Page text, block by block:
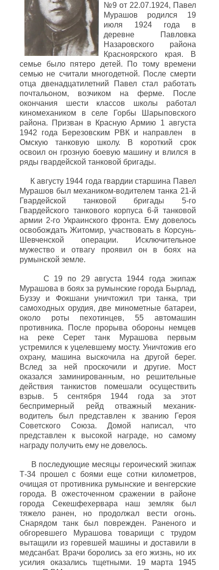
№9 от 22.07.1924, Павел
Мурашов родился 19
июля 1924 года в
деревне Павловка
Назаровского района
Красноярского края. В
семье было пятеро детей. По тому времени
семью не считали многодетной. После смерти
отца двенадцатилетний Павел стал работать
почтальоном, возчиком на ферме. После
окончания шести классов школы работал
киномехаником в селе Горбы Шарыповского
района. Призван в Красную Армию 1 августа
1942 года Березовским РВК и направлен в
Омскую танковую школу. В короткий срок
освоил он грозную боевую машину и влился в
ряды гвардейской танковой бригады.
К августу 1944 года гвардии старшина Павел
Мурашов был механиком-водителем танка 21-й
Гвардейской танковой бригады 5-го
Гвардейского танкового корпуса 6-й танковой
армии 2-го Украинского фронта. Ему довелось
освобождать Житомир, участвовать в Корсунь-
Шевченской операции. Исключительное
мужество и отвагу проявил он в боях на
румынской земле.
С 19 по 29 августа 1944 года экипаж
Мурашова в боях за румынские города Бырлад,
Бузэу и Фокшани уничтожил три танка, три
самоходных орудия, две минометные батареи,
около роты пехотинцев, 55 автомашин
противника. После прорыва обороны немцев
на реке Серет танк Мурашова первым
устремился к уцелевшему мосту. Уничтожив его
охрану, машина выскочила на другой берег.
Вслед за ней проскочили и другие. Мост
оказался заминированным, но решительные
действия танкистов помешали осуществить
взрыв. 5 сентября 1944 года за этот
беспримерный рейд отважный механик-
водитель был представлен к званию Героя
Советского Союза. Домой написал, что
представлен к высокой награде, но самому
награду получить ему не довелось.
В последующие месяцы героический экипаж
Т-34 прошел с боями еще сотни километров,
очищая от противника румынские и венгерские
города. В ожесточенном сражении в районе
города Секешфехервара наш земляк был
тяжело ранен, но продолжал вести огонь.
Снарядом танк был поврежден. Раненого и
обгоревшего Мурашова товарищи с трудом
вытащили из горевшей машины и доставили в
медсанбат. Врачи боролись за его жизнь, но их
усилия оказались тщетными. 19 марта 1945